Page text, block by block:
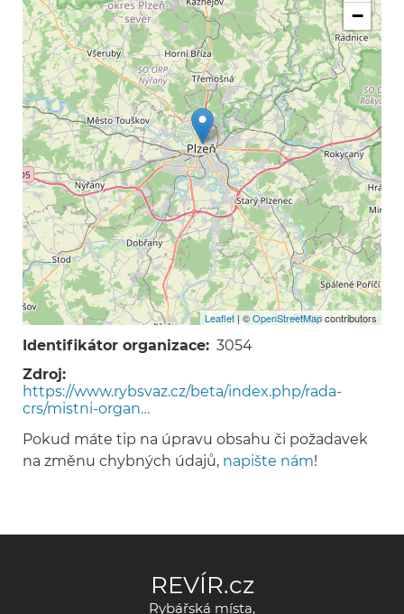
−
Leaflet | ©OpenStreetMapcontributors
Identifikátor organizace
3054
Zdroj
https://www.rybsvaz.cz/beta/index.php/rada-
crs/mistni-organ…
Pokud máte tip na úpravu obsahu či požadavek
na změnu chybných údajů, napište nám!
REVÍR.cz
Rybářská místa,